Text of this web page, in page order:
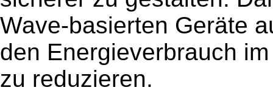
Wave-basierten Geräte
den Energieverbrauch
zu reduzieren.